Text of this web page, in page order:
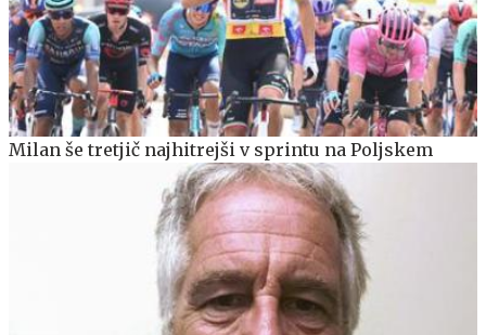
Milan še tretjič najhitrejši v sprintu na Poljskem